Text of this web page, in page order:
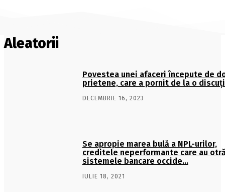
Aleatorii
Povestea unei afaceri începute de
prietene, care a pornit de la o
DECEMBRIE 16, 2023
Se apropie marea bulă a NPL-urilor,
creditele neperformante care au
sistemele bancare occide…
IULIE 18, 2021